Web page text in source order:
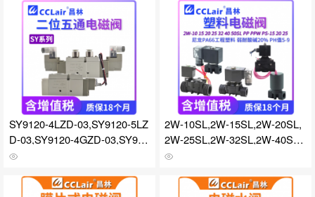
4GZD-M5,SY3220-5GZD-M5,S
Y3320-4LZD-M5,SY3320-5LZ
D-M5,SY3320-4GZD-M5,SY33
20-5GZD-M5,SY3420-4LZD-M
5,SY3420-5LZD-M5,SY3420-4
GZD-M5,SY3420-5GZD-M5电
磁阀
D-02,SY7220-5LZD-02,SY722
0-4GZD-02,SY7220-5GZD-02,
SY7320-4LZD-02,SY7320-5LZ
D-02,SY7320-4GZD-02,SY732
0-5GZD-02,SY7420-4LZD-02,
SY7420-5LZD-02电磁阀
SY9120-4LZD-03,SY9120-5LZ
D-03,SY9120-4GZD-03,SY912
0-5GZD-03,SY9120-4DZD-03,
D-03,SY9220-5LZD-03,SY922
2W-10SL,2W-15SL,2W-20SL,
2W-25SL,2W-32SL,2W-40SL,
2W-50SL,PP-15-D11011,PP-2
5-W11011,PP-20-W11011,PP-